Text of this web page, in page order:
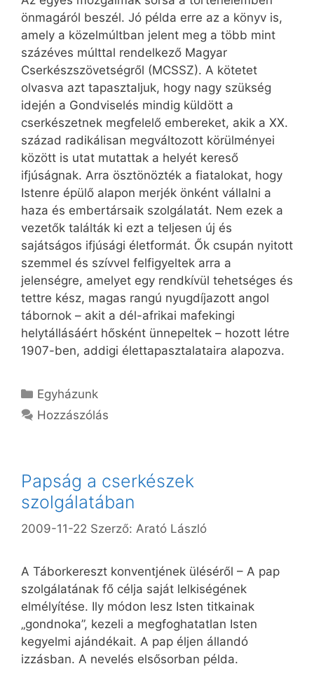
önmagáról beszél. Jó példa erre az a könyv is,
amely a közelmúltban jelent meg a több mint
százéves múlttal rendelkező Magyar
Cserkészszövetségről (MCSSZ). A kötetet
olvasva azt tapasztaljuk, hogy nagy szükség
idején a Gondviselés mindig küldött a
cserkészetnek megfelelő embereket, akik a XX.
század radikálisan megváltozott körülményei
között is utat mutattak a helyét kereső
ifjúságnak. Arra ösztönözték a fiatalokat, hogy
Istenre épülő alapon merjék önként vállalni a
haza és embertársaik szolgálatát. Nem ezek a
vezetők találták ki ezt a teljesen új és
sajátságos ifjúsági életformát. Ők csupán nyitott
szemmel és szívvel felfigyeltek arra a
jelenségre, amelyet egy rendkívül tehetséges és
tettre kész, magas rangú nyugdíjazott angol
tábornok – akit a dél-afrikai mafekingi
helytállásáért hősként ünnepeltek – hozott létre
1907-ben, addigi élettapasztalataira alapozva.
Kategória
Egyházunk
Hozzászólás
Papság a cserkészek
szolgálatában
2009-11-22 Szerző: Arató László
A Táborkereszt konventjének üléséről – A pap
szolgálatának fő célja saját lelkiségének
elmélyítése. Ily módon lesz Isten titkainak
„gondnoka”, kezeli a megfoghatatlan Isten
kegyelmi ajándékait. A pap éljen állandó
izzásban. A nevelés elsősorban példa.